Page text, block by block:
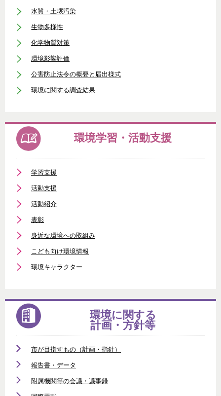
水質・土壌汚染
生物多様性
化学物質対策
環境影響評価
公害防止法令の概要と届出様式
環境に関する調査結果
環境学習・活動支援
学習支援
活動支援
活動紹介
表彰
身近な環境への取組み
こども向け環境情報
環境キャラクター
環境に関する
計画・方針等
市が目指すもの（計画・指針）
報告書・データ
附属機関等の会議・議事録